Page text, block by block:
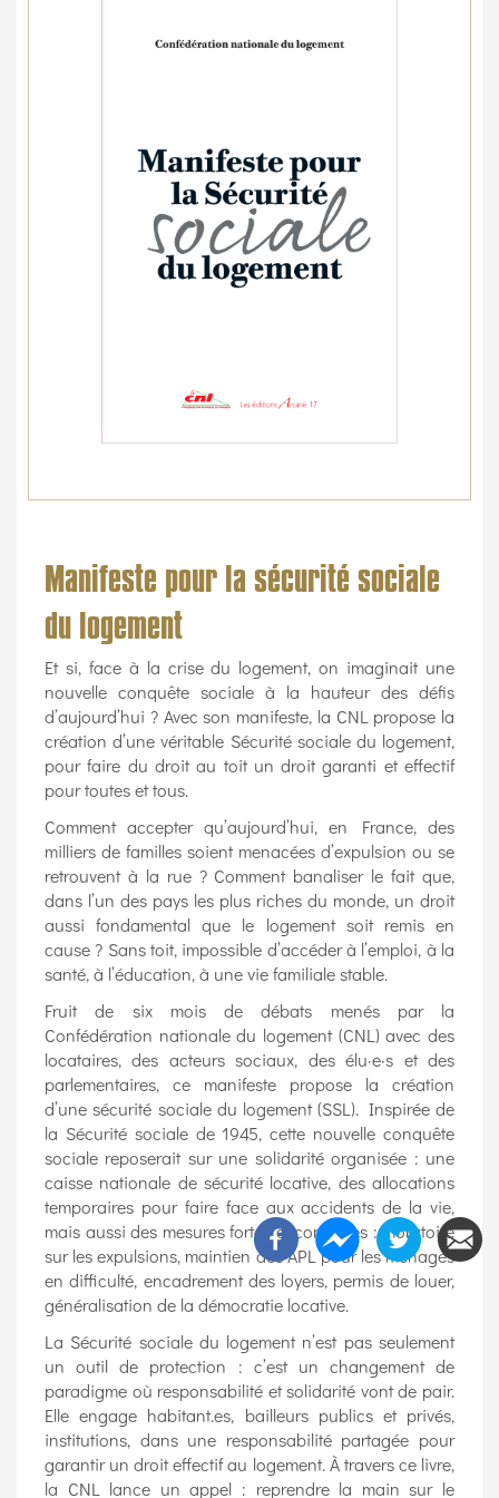
Manifeste pour la sécurité sociale
du logement
Et si, face à la crise du logement, on imaginait une
nouvelle conquête sociale à la hauteur des défis
d’aujourd’hui ? Avec son manifeste, la CNL propose la
création d’une véritable Sécurité sociale du logement,
pour faire du droit au toit un droit garanti et effectif
pour toutes et tous.
Comment accepter qu’aujourd’hui, en France, des
milliers de familles soient menacées d’expulsion ou se
retrouvent à la rue ? Comment banaliser le fait que,
dans l’un des pays les plus riches du monde, un droit
aussi fondamental que le logement soit remis en
cause ? Sans toit, impossible d’accéder à l’emploi, à la
santé, à l’éducation, à une vie familiale stable.
Fruit de six mois de débats menés par la
Confédération nationale du logement (CNL) avec des
locataires, des acteurs sociaux, des élu·e·s et des
parlementaires, ce manifeste propose la création
d’une sécurité sociale du logement (SSL). Inspirée de
la Sécurité sociale de 1945, cette nouvelle conquête
sociale reposerait sur une solidarité organisée : une
caisse nationale de sécurité locative, des allocations
temporaires pour faire face aux accidents de la vie,
mais aussi des mesures fortes et concrètes : moratoire
sur les expulsions, maintien des APL pour les ménages
en difficulté, encadrement des loyers, permis de louer,
généralisation de la démocratie locative.
La Sécurité sociale du logement n’est pas seulement
un outil de protection : c’est un changement de
paradigme où responsabilité et solidarité vont de pair.
Elle engage habitant.es, bailleurs publics et privés,
institutions, dans une responsabilité partagée pour
garantir un droit effectif au logement. À travers ce livre,
la CNL lance un appel : reprendre la main sur le